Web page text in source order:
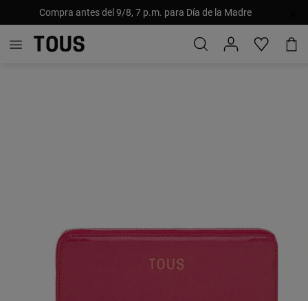
Compra antes del 9/8, 7 p.m. para Día de la Madre